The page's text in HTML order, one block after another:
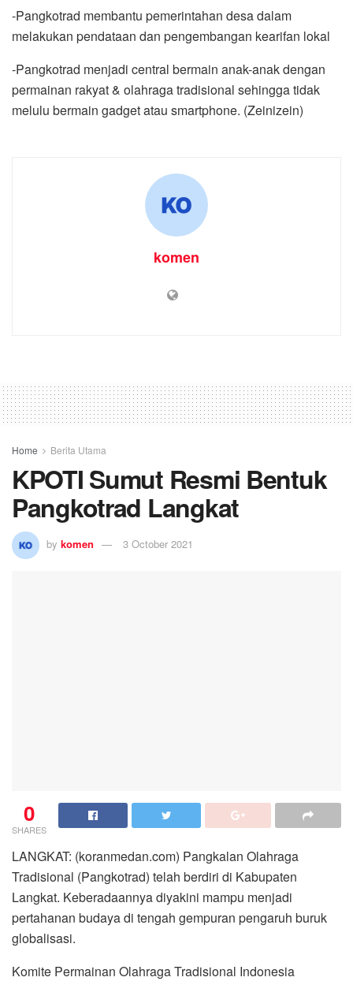
-Pangkotrad membantu pemerintahan desa dalam
melakukan pendataan dan pengembangan kearifan lokal
-Pangkotrad menjadi central bermain anak-anak dengan
permainan rakyat & olahraga tradisional sehingga tidak
melulu bermain gadget atau smartphone. (Zeinizein)
komen
Home Berita Utama
KPOTI Sumut Resmi Bentuk
Pangkotrad Langkat
by komen 3 October 2021
0
SHARES
LANGKAT: (koranmedan.com) Pangkalan Olahraga
Tradisional (Pangkotrad) telah berdiri di Kabupaten
Langkat. Keberadaannya diyakini mampu menjadi
pertahanan budaya di tengah gempuran pengaruh buruk
globalisasi.
Komite Permainan Olahraga Tradisional Indonesia